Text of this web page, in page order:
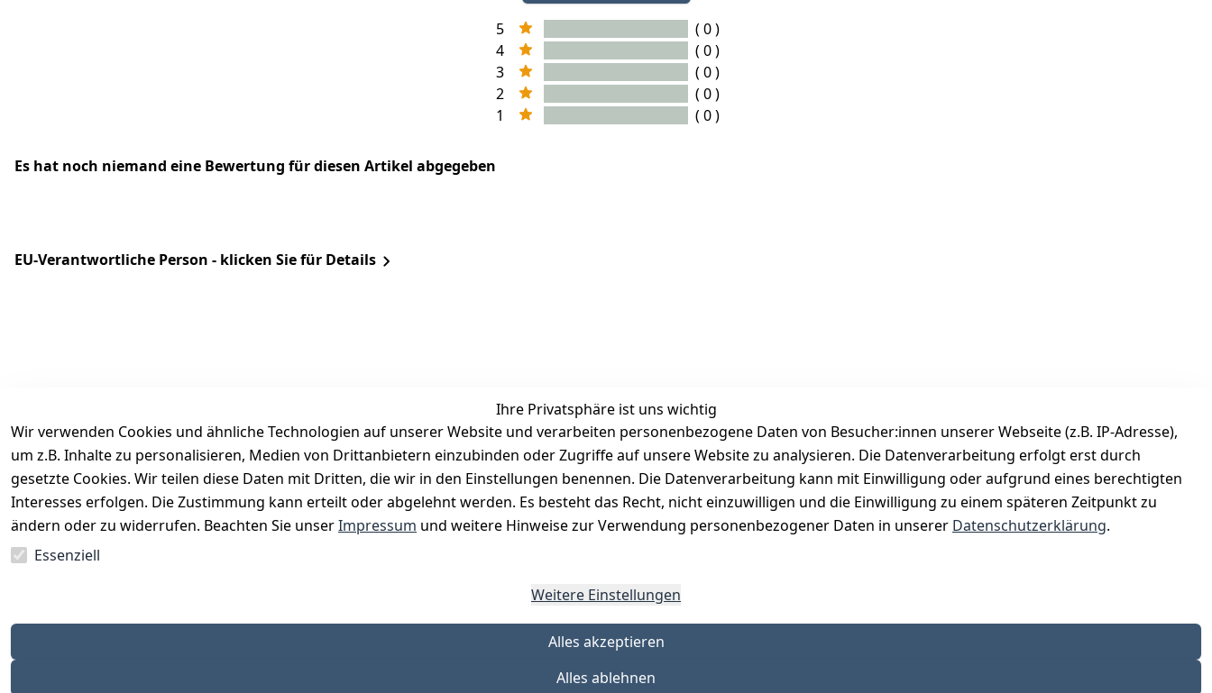
5
( 0 )
4
( 0 )
3
( 0 )
2
( 0 )
1
( 0 )
Es hat noch niemand eine Bewertung für diesen Artikel abgegeben
EU-Verantwortliche Person - klicken Sie für Details
Ihre Privatsphäre ist uns wichtig
Wir verwenden Cookies und ähnliche Technologien auf unserer Website und verarbeiten personenbezogene Daten von Besucher:innen unserer Webseite (z.B. IP-Adresse),
um z.B. Inhalte zu personalisieren, Medien von Drittanbietern einzubinden oder Zugriffe auf unsere Website zu analysieren. Die Datenverarbeitung erfolgt erst durch
gesetzte Cookies. Wir teilen diese Daten mit Dritten, die wir in den Einstellungen benennen. Die Datenverarbeitung kann mit Einwilligung oder aufgrund eines berechtigten
Interesses erfolgen. Die Zustimmung kann erteilt oder abgelehnt werden. Es besteht das Recht, nicht einzuwilligen und die Einwilligung zu einem späteren Zeitpunkt zu
ändern oder zu widerrufen. Beachten Sie unserImpressum und weitere Hinweise zur Verwendung personenbezogener Daten in unserer Datenschutzerklärung.
Essenziell
Weitere Einstellungen
Alles akzeptieren
Alles ablehnen
Rechtliches
AGB
Impressum
Barrierefreiheitserklärung
Services
Kontakt
Registrieren
Katalog
Zahlungsmöglichkeiten
Vorkasse
PayPal
Versanddienstleister
Österreichische Post